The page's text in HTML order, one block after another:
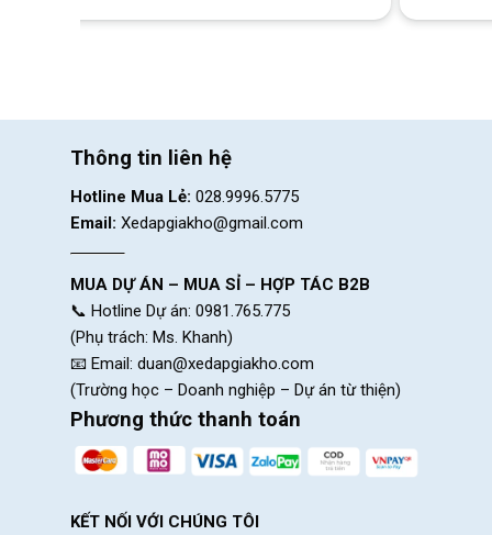
Thông tin liên hệ
Hotline Mua Lẻ: 028.9996.5775
Email: Xedapgiakho@gmail.com
MUA DỰ ÁN – MUA SỈ – HỢP TÁC B2B
📞 Hotline Dự án: 0981.765.775
(Phụ trách: Ms. Khanh)
📧 Email: duan@xedapgiakho.com
(Trường học – Doanh nghiệp – Dự án từ thiện)
Phương thức thanh toán
KẾT NỐI VỚI CHÚNG TÔI